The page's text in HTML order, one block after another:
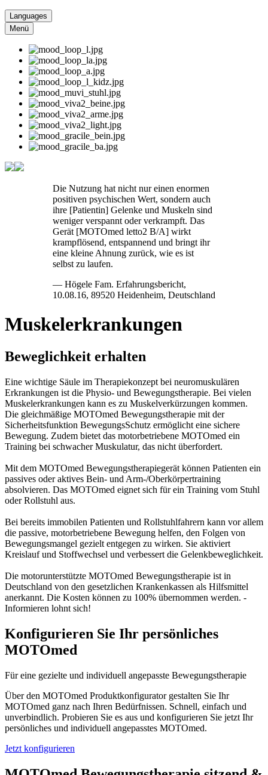
Languages
Menü
Die Nutzung hat nicht nur einen enormen
positiven psychischen Wert, sondern auch
ihre [Patientin] Gelenke und Muskeln sind
weniger verspannt oder verkrampft. Das
Gerät [MOTOmed letto2 B/A] wirkt
krampflösend, entspannend und bringt ihr
eine kleine Ahnung zurück, wie es ist
selbst zu laufen.
— Högele Fam. Erfahrungsbericht,
10.08.16, 89520 Heidenheim, Deutschland
Muskelerkrankungen
Beweglichkeit erhalten
Eine wichtige Säule im Therapiekonzept bei neuromuskulären
Erkrankungen ist die Physio- und Bewegungstherapie. Bei vielen
Muskelerkrankungen kann es zu Muskelverkürzungen kommen.
Die gleichmäßige MOTOmed Bewegungstherapie mit der
Sicherheitsfunktion BewegungsSchutz ermöglicht eine sichere
Bewegung. Zudem bietet das motorbetriebene MOTOmed ein
Training bei schwacher Muskulatur, das nicht überfordert.
Mit dem MOTOmed Bewegungstherapiegerät können Patienten ein
passives oder aktives Bein- und Arm-/Oberkörpertraining
absolvieren. Das MOTOmed eignet sich für ein Training vom Stuhl
oder Rollstuhl aus.
Bei bereits immobilen Patienten und Rollstuhlfahrern kann vor allem
die passive, motorbetriebene Bewegung helfen, den Folgen von
Bewegungsmangel gezielt entgegen zu wirken. Sie aktiviert
Kreislauf und Stoffwechsel und verbessert die Gelenkbeweglichkeit.
Die motorunterstützte MOTOmed Bewegungstherapie ist in
Deutschland von den gesetzlichen Krankenkassen als Hilfsmittel
anerkannt. Die Kosten können zu 100% übernommen werden. -
Informieren lohnt sich!
Konfigurieren Sie Ihr persönliches
MOTOmed
Für eine gezielte und individuell angepasste Bewegungstherapie
Über den MOTOmed Produktkonfigurator gestalten Sie Ihr
MOTOmed ganz nach Ihren Bedürfnissen. Schnell, einfach und
unverbindlich. Probieren Sie es aus und konfigurieren Sie jetzt Ihr
persönliches und individuell angepasstes MOTOmed.
Jetzt konfigurieren